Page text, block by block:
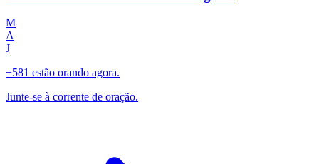
M
A
J
+581 estão orando agora.
Junte-se à corrente de oração.